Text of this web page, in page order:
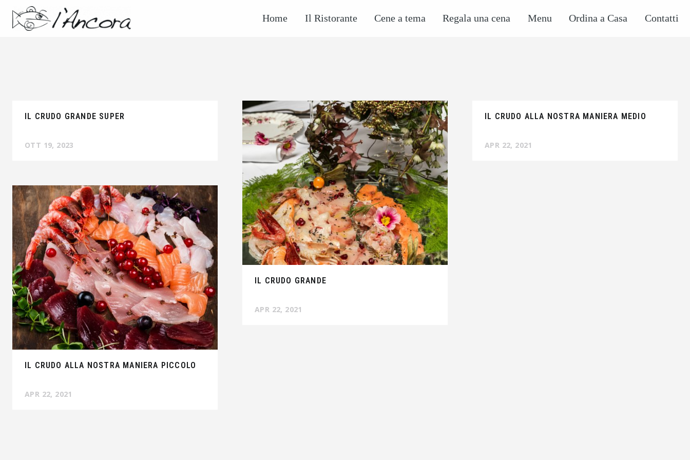
Home Il Ristorante Cene a tema Regala una cena Menu Ordina a Casa Contatti
IL CRUDO GRANDE SUPER
OTT 19, 2023
IL CRUDO GRANDE
APR 22, 2021
IL CRUDO ALLA NOSTRA MANIERA MEDIO
APR 22, 2021
IL CRUDO ALLA NOSTRA MANIERA PICCOLO
APR 22, 2021